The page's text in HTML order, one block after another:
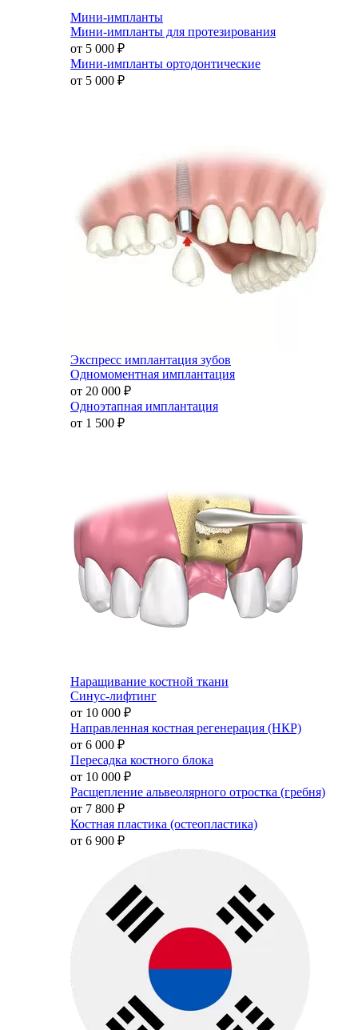
Мини-импланты
Мини-импланты для протезирования
от 5 000 ₽
Мини-импланты ортодонтические
от 5 000 ₽
Экспресс имплантация зубов
Одномоментная имплантация
от 20 000 ₽
Одноэтапная имплантация
от 1 500 ₽
Наращивание костной ткани
Синус-лифтинг
от 10 000 ₽
Направленная костная регенерация (НКР)
от 6 000 ₽
Пересадка костного блока
от 10 000 ₽
Расщепление альвеолярного отростка (гребня)
от 7 800 ₽
Костная пластика (остеопластика)
от 6 900 ₽